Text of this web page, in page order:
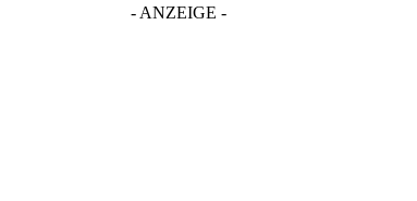
- ANZEIGE -